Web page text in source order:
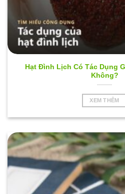
Hạt Đình Lịch Có Tác Dụng
Không?
XEM THÊM